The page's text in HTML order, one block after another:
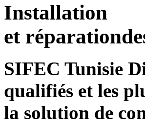
Installation
et réparation
SIFEC Tunisie
qualifiés et les
la solution de